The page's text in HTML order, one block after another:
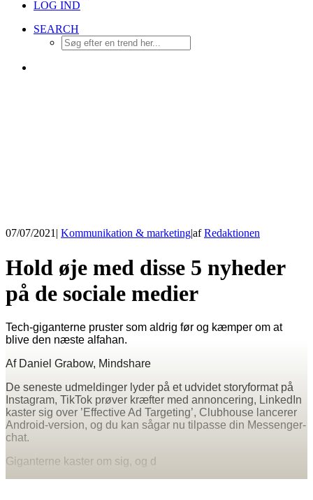
LOG IND
SEARCH
07/07/2021 | Kommunikation & marketing|afRedaktionen
Hold øje med disse 5 nyheder
på de sociale medier
Tech-giganterne pruster som aldrig før og kæmper om at
blive den næste alfahan.
Af Daniel Grabow, Mindshare
De seneste udmeldinger lyder på et udvidet storyformat på
Instagram, TikTok prøver kræfter med annoncering, LinkedIn
kaster sig over ’Effective Ad Targeting’, Clubhouse lancerer
Android-version, og du kan sågar nu tilpasse din Messenger-
chat.
Giganterne kaster om sig, og d